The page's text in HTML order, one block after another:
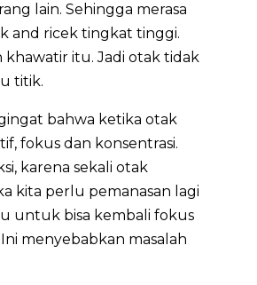
lain. Sehingga merasa
and ricek tingkat tinggi.
khawatir itu. Jadi otak tidak
titik.
bahwa ketika otak
fokus dan konsentrasi.
karena sekali otak
kita perlu pemanasan lagi
untuk bisa kembali fokus
menyebabkan masalah